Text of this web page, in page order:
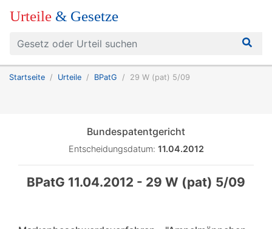
Urteile & Gesetze
Startseite Urteile BPatG 29 W (pat) 5/09
Bundespatentgericht
Entscheidungsdatum: 11.04.2012
BPatG 11.04.2012 - 29 W (pat) 5/09